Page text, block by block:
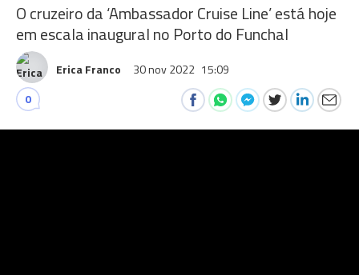
O cruzeiro da ‘Ambassador Cruise Line’ está hoje
em escala inaugural no Porto do Funchal
Erica Franco 30 nov 2022 15:09
0